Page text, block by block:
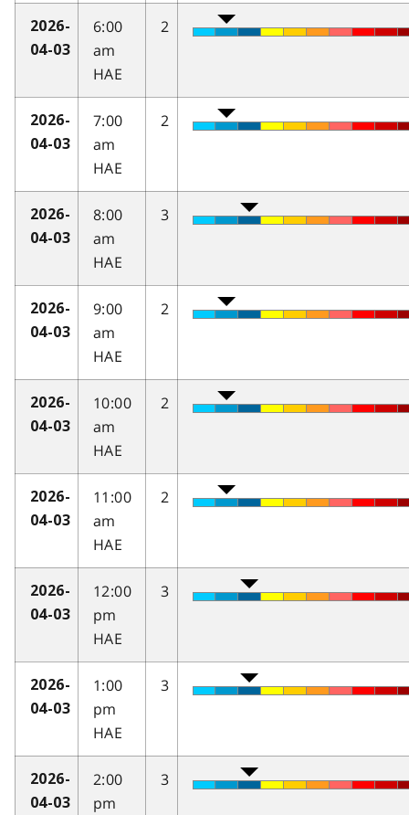
2026-
04-03
6:00
am
HAE
2
2026-
04-03
7:00
am
HAE
2
2026-
04-03
8:00
am
HAE
3
2026-
04-03
9:00
am
HAE
2
2026-
04-03
10:00
am
HAE
2
2026-
04-03
11:00
am
HAE
2
2026-
04-03
12:00
pm
HAE
3
2026-
04-03
1:00
pm
HAE
3
2026-
04-03
2:00
pm
3